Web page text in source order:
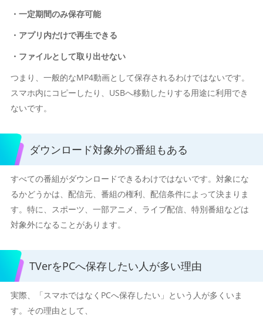
・一定期間のみ保存可能
・アプリ内だけで再生できる
・ファイルとして取り出せない
つまり、一般的なMP4動画として保存されるわけではないです。
スマホ内にコピーしたり、USBへ移動したりする用途に利用でき
ないです。
ダウンロード対象外の番組もある
すべての番組がダウンロードできるわけではないです。対象にな
るかどうかは、配信元、番組の権利、配信条件によって決まりま
す。特に、スポーツ、一部アニメ、ライブ配信、特別番組などは
対象外になることがあります。
TVerをPCへ保存したい人が多い理由
実際、「スマホではなくPCへ保存したい」という人が多くいま
す。その理由として、